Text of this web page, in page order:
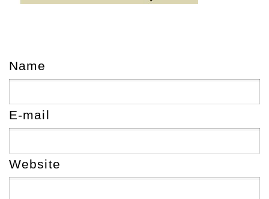
Name
E-mail
Website